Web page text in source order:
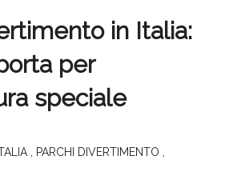
in Italia:
per
speciale
PARCHI DIVERTIMENTO